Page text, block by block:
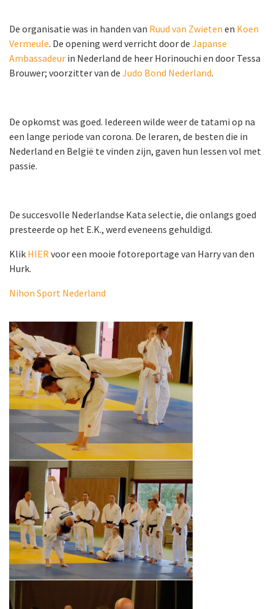
De organisatie was in handen van Ruud van Zwieten en Koen
Vermeule. De opening werd verricht door de Japanse
Ambassadeur in Nederland de heer Horinouchi en door Tessa
Brouwer; voorzitter van de Judo Bond Nederland.
De opkomst was goed. Iedereen wilde weer de tatami op na
een lange periode van corona. De leraren, de besten die in
Nederland en België te vinden zijn, gaven hun lessen vol met
passie.
De succesvolle Nederlandse Kata selectie, die onlangs goed
presteerde op het E.K., werd eveneens gehuldigd.
Klik HIERvoor een mooie fotoreportage van Harry van den
Hurk.
Nihon Sport Nederland